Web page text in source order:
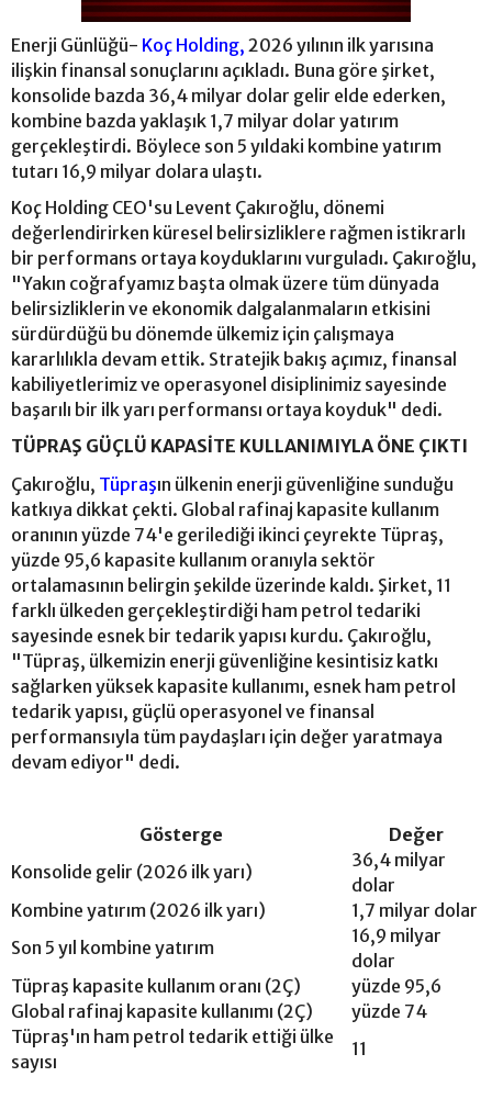
Enerji Günlüğü- Koç Holding, 2026 yılının ilk yarısına
ilişkin finansal sonuçlarını açıkladı. Buna göre şirket,
konsolide bazda 36,4 milyar dolar gelir elde ederken,
kombine bazda yaklaşık 1,7 milyar dolar yatırım
gerçekleştirdi. Böylece son 5 yıldaki kombine yatırım
tutarı 16,9 milyar dolara ulaştı.
Koç Holding CEO'su Levent Çakıroğlu, dönemi
değerlendirirken küresel belirsizliklere rağmen istikrarlı
bir performans ortaya koyduklarını vurguladı. Çakıroğlu,
"Yakın coğrafyamız başta olmak üzere tüm dünyada
belirsizliklerin ve ekonomik dalgalanmaların etkisini
sürdürdüğü bu dönemde ülkemiz için çalışmaya
kararlılıkla devam ettik. Stratejik bakış açımız, finansal
kabiliyetlerimiz ve operasyonel disiplinimiz sayesinde
başarılı bir ilk yarı performansı ortaya koyduk" dedi.
TÜPRAŞ GÜÇLÜ KAPASİTE KULLANIMIYLA ÖNE ÇIKTI
Çakıroğlu, Tüpraşın ülkenin enerji güvenliğine sunduğu
katkıya dikkat çekti. Global rafinaj kapasite kullanım
oranının yüzde 74'e gerilediği ikinci çeyrekte Tüpraş,
yüzde 95,6 kapasite kullanım oranıyla sektör
ortalamasının belirgin şekilde üzerinde kaldı. Şirket, 11
farklı ülkeden gerçekleştirdiği ham petrol tedariki
sayesinde esnek bir tedarik yapısı kurdu. Çakıroğlu,
"Tüpraş, ülkemizin enerji güvenliğine kesintisiz katkı
sağlarken yüksek kapasite kullanımı, esnek ham petrol
tedarik yapısı, güçlü operasyonel ve finansal
performansıyla tüm paydaşları için değer yaratmaya
devam ediyor" dedi.
Gösterge
Değer
Konsolide gelir (2026 ilk yarı)
36,4 milyar
dolar
Kombine yatırım (2026 ilk yarı)
1,7 milyar dolar
Son 5 yıl kombine yatırım
16,9 milyar
dolar
Tüpraş kapasite kullanım oranı (2Ç)
yüzde 95,6
Global rafinaj kapasite kullanımı (2Ç)
yüzde 74
Tüpraş'ın ham petrol tedarik ettiği ülke
sayısı
11